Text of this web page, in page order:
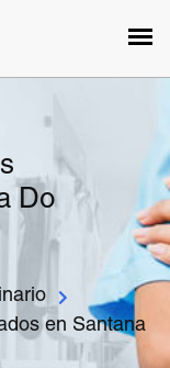
Do
en Santana